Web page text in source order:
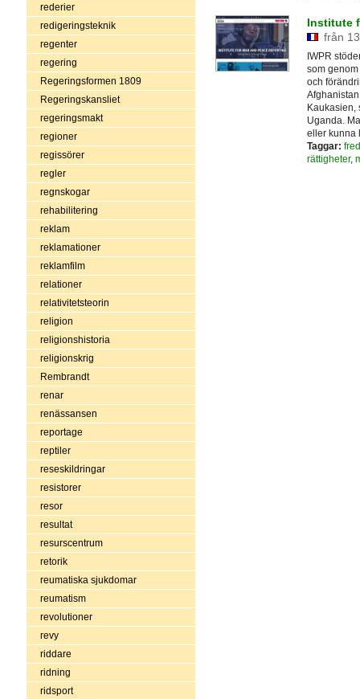
rederier
redigeringsteknik
regenter
regering
Regeringsformen 1809
Regeringskansliet
regeringsmakt
regioner
regissörer
regler
regnskogar
rehabilitering
reklam
reklamationer
reklamfilm
relationer
relativitetsteorin
religion
religionshistoria
religionskrig
Rembrandt
renar
renässansen
reportage
reptiler
reseskildringar
resistorer
resor
resultat
resurscentrum
retorik
reumatiska sjukdomar
reumatism
revolutioner
revy
riddare
ridning
ridsport
Institute
från
IWPR
som
och
Kaukasien,
Uganda.
eller kunna
Taggar: fred
rättigheter,